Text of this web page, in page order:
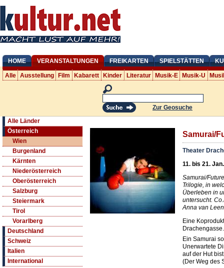
HOME VERANSTALTUNGEN FREIKARTEN SPIELSTÄTTEN
Alle Ausstellung Film Kabarett Kinder Literatur Musik-E Musik-U
Zur Geosuche
Alle Länder
Österreich
Wien
Burgenland
Kärnten
Niederösterreich
Oberösterreich
Salzburg
Steiermark
Tirol
Vorarlberg
Deutschland
Schweiz
Italien
International
Samurai/
Theater
11. bis 21.
Samurai/
Trilogie, in
Überleben in
untersucht.
Anna van
Eine
Drachengasse.
Ein Samurai
Unerwartete
auf der Hut
(Der Weg des